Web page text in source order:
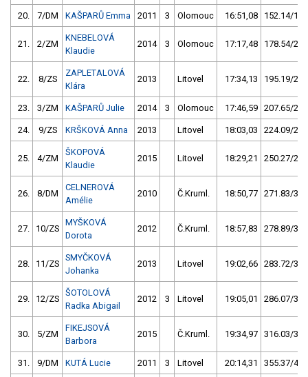
20. 7/DM KAŠPARŮ Emma 2011 3 Olomouc 16:51,08 152.14/
21. 2/ZM
KNEBELOVÁ
Klaudie
2014 3 Olomouc 17:17,48 178.54/
22. 8/ZS
ZAPLETALOVÁ
Klára
2013 Litovel 17:34,13 195.19/
23. 3/ZM KAŠPARŮ Julie 2014 3 Olomouc 17:46,59 207.65/
24. 9/ZS KRŠKOVÁ Anna 2013 Litovel 18:03,03 224.09/
25. 4/ZM
ŠKOPOVÁ
Klaudie
2015 Litovel 18:29,21 250.27/
26. 8/DM
CELNEROVÁ
Amélie
2010 Č.Kruml. 18:50,77 271.83/
27. 10/ZS
MYŠKOVÁ
Dorota
2012 Č.Kruml. 18:57,83 278.89/
28. 11/ZS
SMYČKOVÁ
Johanka
2013 Litovel 19:02,66 283.72/
29. 12/ZS
ŠOTOLOVÁ
Radka Abigail
2012 3 Litovel 19:05,01 286.07/
30. 5/ZM
FIKEJSOVÁ
Barbora
2015 Č.Kruml. 19:34,97 316.03/
31. 9/DM KUTÁ Lucie 2011 3 Litovel 20:14,31 355.37/